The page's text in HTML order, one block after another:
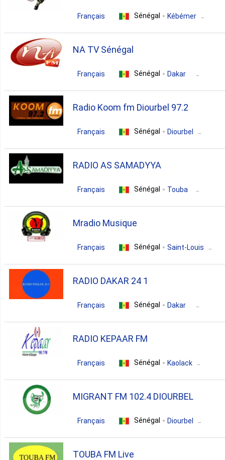
Français Sénégal Kébémer
NA TV Sénégal
Français Sénégal Dakar
Radio Koom fm Diourbel 97.2
Français Sénégal Diourbel
RADIO AS SAMADYYA
Français Sénégal Touba
Mradio Musique
Français Sénégal Saint-Louis
RADIO DAKAR 24 1
Français Sénégal Dakar
RADIO KEPAAR FM
Français Sénégal Kaolack
MIGRANT FM 102.4 DIOURBEL
Français Sénégal Diourbel
TOUBA FM Live